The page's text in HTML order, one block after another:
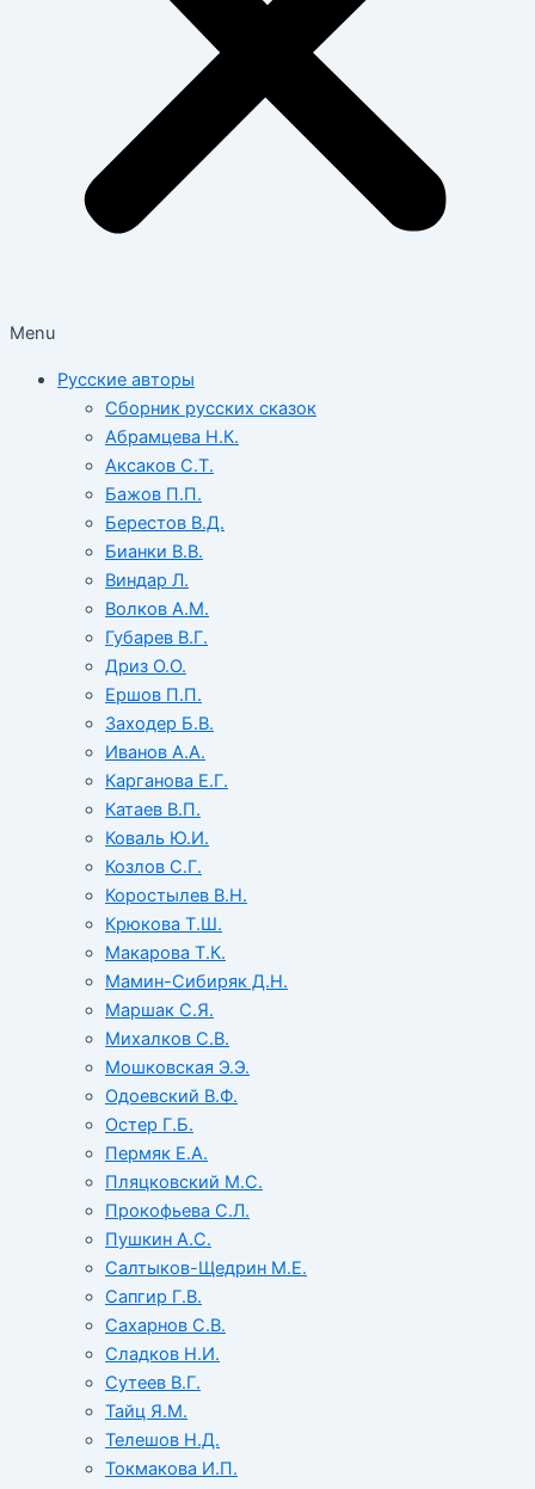
Menu
Русские авторы
Сборник русских сказок
Абрамцева Н.К.
Аксаков С.Т.
Бажов П.П.
Берестов В.Д.
Бианки В.В.
Виндар Л.
Волков А.М.
Губарев В.Г.
Дриз О.О.
Ершов П.П.
Заходер Б.В.
Иванов А.А.
Карганова Е.Г.
Катаев В.П.
Коваль Ю.И.
Козлов С.Г.
Коростылев В.Н.
Крюкова Т.Ш.
Макарова Т.К.
Мамин-Сибиряк Д.Н.
Маршак С.Я.
Михалков С.В.
Мошковская Э.Э.
Одоевский В.Ф.
Остер Г.Б.
Пермяк Е.А.
Пляцковский М.С.
Прокофьева С.Л.
Пушкин А.С.
Салтыков-Щедрин М.Е.
Сапгир Г.В.
Сахарнов С.В.
Сладков Н.И.
Сутеев В.Г.
Тайц Я.М.
Телешов Н.Д.
Токмакова И.П.